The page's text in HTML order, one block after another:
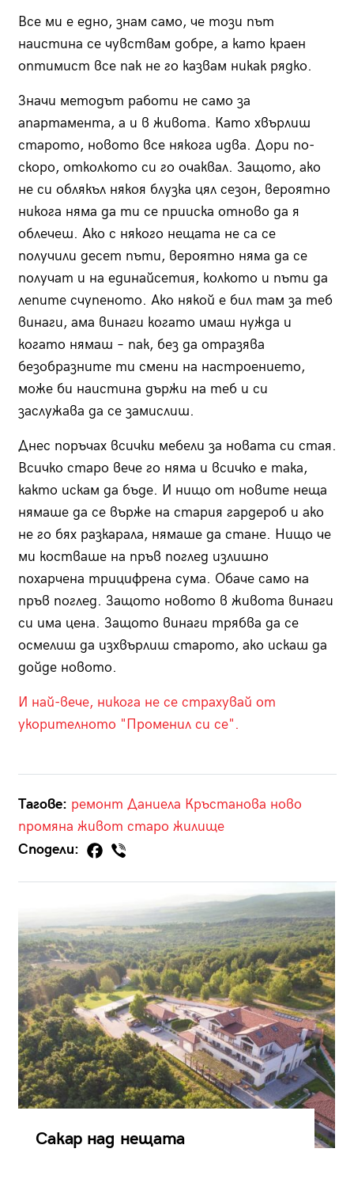
Все ми е едно, знам само, че този път
наистина се чувствам добре, а като краен
оптимист все пак не го казвам никак рядко.
Значи методът работи не само за
апартамента, а и в живота. Като хвърлиш
старото, новото все някога идва. Дори по-
скоро, отколкото си го очаквал. Защото, ако
не си облякъл някоя блузка цял сезон, вероятно
никога няма да ти се прииска отново да я
облечеш. Ако с някого нещата не са се
получили десет пъти, вероятно няма да се
получат и на единайсетия, колкото и пъти да
лепите счупеното. Ако някой е бил там за теб
винаги, ама винаги когато имаш нужда и
когато нямаш – пак, без да отразява
безобразните ти смени на настроението,
може би наистина държи на теб и си
заслужава да се замислиш.
Днес поръчах всички мебели за новата си стая.
Всичко старо вече го няма и всичко е така,
както искам да бъде. И нищо от новите неща
нямаше да се върже на стария гардероб и ако
не го бях разкарала, нямаше да стане. Нищо че
ми костваше на пръв поглед излишно
похарчена трицифрена сума. Обаче само на
пръв поглед. Защото новото в живота винаги
си има цена. Защото винаги трябва да се
осмелиш да изхвърлиш старото, ако искаш да
дойде новото.
И най-вече, никога не се страхувай от
укорителното "Променил си се".
Тагове: ремонт Даниела Кръстанова ново
промяна живот старо жилище
Сподели:
Сакар над нещата